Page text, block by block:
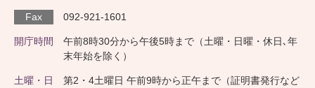
Fax 092-921-1601
開庁時間
午前8時30分から午後5時まで（土曜・日曜・休日､年
末年始を除く）
土曜・日
第2・4土曜日 午前9時から正午まで（証明書発行など